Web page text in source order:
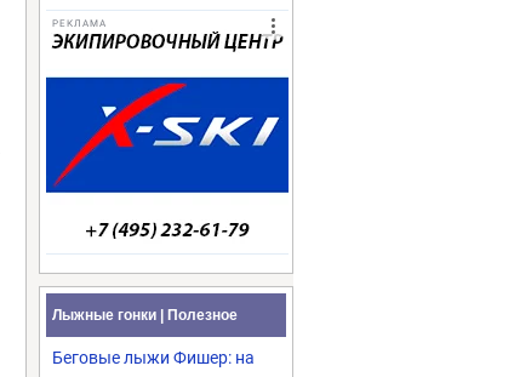
РЕКЛАМА
Лыжные гонки | Полезное
Беговые лыжи Фишер: на